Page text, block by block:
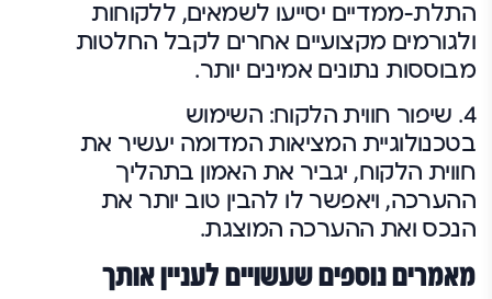
התלת-ממדיים יסייעו לשמאים, ללקוחות
ולגורמים מקצועיים אחרים לקבל החלטות
מבוססות נתונים אמינים יותר.
4. שיפור חווית הלקוח: השימוש
בטכנולוגיית המציאות המדומה יעשיר את
חווית הלקוח, יגביר את האמון בתהליך
ההערכה, ויאפשר לו להבין טוב יותר את
הנכס ואת ההערכה המוצגת.
מאמרים נוספים שעשויים לעניין אותך